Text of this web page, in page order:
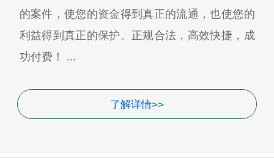
的案件，使您的资金得到真正的流通，也使您的
利益得到真正的保护。正规合法，高效快捷，成
功付费！ ...
了解详情>>